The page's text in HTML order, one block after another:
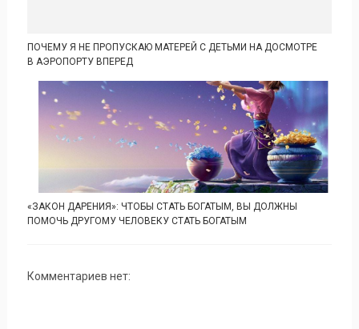
ПОЧЕМУ Я НЕ ПРОПУСКАЮ МАТЕРЕЙ С ДЕТЬМИ НА ДОСМОТРЕ
В АЭРОПОРТУ ВПЕРЕД
«ЗАКОН ДАРЕНИЯ»: ЧТОБЫ СТАТЬ БОГАТЫМ, ВЫ ДОЛЖНЫ
ПОМОЧЬ ДРУГОМУ ЧЕЛОВЕКУ СТАТЬ БОГАТЫМ
Комментариев нет: